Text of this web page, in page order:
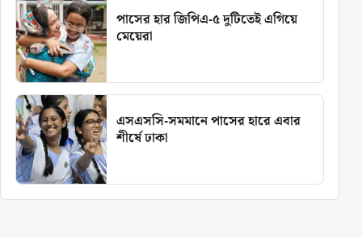
পাসের হার জিপিএ-৫ দুটিতেই এগিয়ে
মেয়েরা
এসএসসি-সমমানে পাসের হারে এবার
শীর্ষে ঢাকা